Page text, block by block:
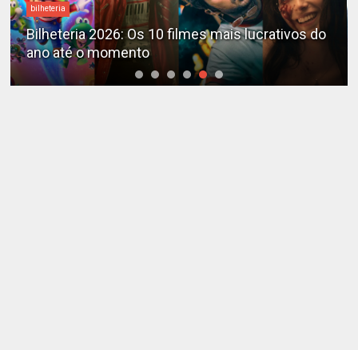
bilheteria
Bilheteria 2026: Os 10 filmes mais lucrativos do
ano até o momento